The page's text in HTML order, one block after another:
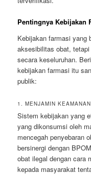
Pentingnya Kebijakan
Kebijakan farmasi yang
aksesibilitas obat,
secara keseluruhan.
kebijakan farmasi itu
publik:
1. MENJAMIN
Sistem kebijakan yang
yang dikonsumsi oleh
mencegah penyebaran
bersinergi dengan
obat ilegal dengan cara
kepada masyarakat